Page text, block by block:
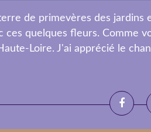
de primevères des jardins
ces quelques fleurs. Comme
Loire. J'ai apprécié le